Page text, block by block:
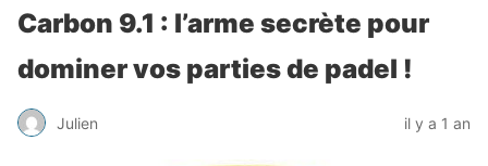
Carbon 9.1 : l’arme secrète pour
dominer vos parties de padel !
Julien il y a 1 an